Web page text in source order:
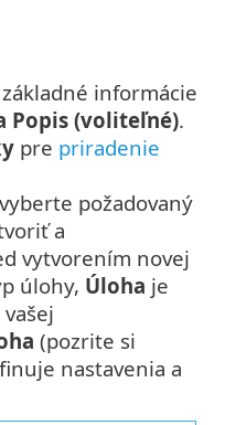
informácie
Popis (voliteľné).
pre priradenie
vyberte požadovaný
a
vytvorením novej
úlohy, Úloha je
(pozrite si
nastavenia a